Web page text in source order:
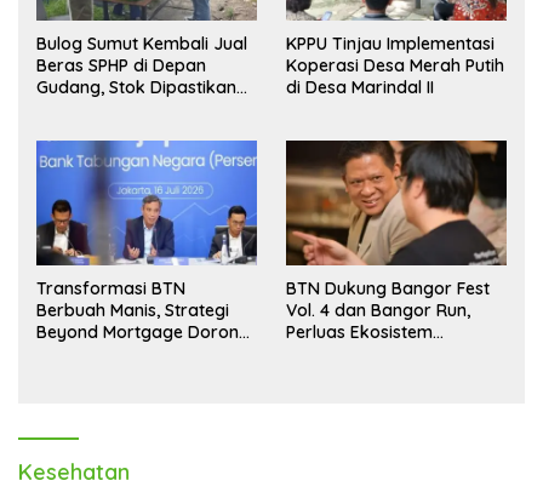
Bulog Sumut Kembali Jual
Beras SPHP di Depan
Gudang, Stok Dipastikan
KPPU Tinjau Implementasi
Koperasi Desa Merah Putih
di Desa Marindal II
Transformasi BTN
Berbuah Manis, Strategi
Beyond Mortgage Dorong
BTN Dukung Bangor Fest
Vol. 4 dan Bangor Run,
Perluas Ekosistem
Kesehatan